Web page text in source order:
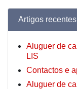
Artigos recentes
Aluguer de
LIS
Contactos e
Aluguer de